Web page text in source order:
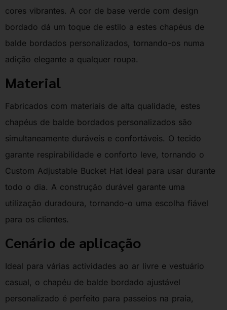
cores vibrantes. A cor de base verde com design
bordado dá um toque de estilo a estes chapéus de
balde bordados personalizados, tornando-os numa
adição elegante a qualquer roupa.
Material
Fabricados com materiais de alta qualidade, estes
chapéus de balde bordados personalizados são
simultaneamente duráveis e confortáveis. O tecido
garante respirabilidade e conforto leve, tornando o
Custom Adjustable Bucket Hat ideal para usar durante
todo o dia. A construção durável garante uma
utilização duradoura, tornando-o uma escolha fiável
para os clientes.
Cenário de aplicação
Ideal para várias actividades ao ar livre e vestuário
casual, o chapéu de balde bordado ajustável
personalizado é perfeito para passeios na praia,